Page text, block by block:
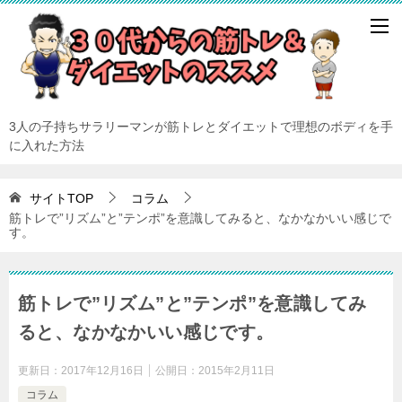
3人の子持ちサラリーマンが筋トレとダイエットで理想のボディを手
に入れた方法
サイトTOP
コラム
筋トレで”リズム”と”テンポ”を意識してみると、なかなかいい感じで
す。
筋トレで”リズム”と”テンポ”を意識してみ
ると、なかなかいい感じです。
更新日： 2017年12月16日 公開日： 2015年2月11日
コラム